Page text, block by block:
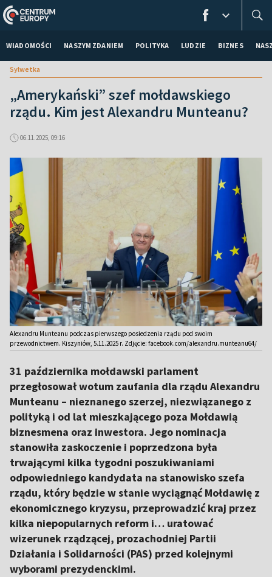
WIADOMOŚCI NASZYM ZDANIEM POLITYKA LUDZIE BIZNES
Sylwetka
„Amerykański” szef mołdawskiego
rządu. Kim jest Alexandru Munteanu?
06.11.2025, 09:16
Alexandru Munteanu podczas pierwszego posiedzenia rządu pod swoim
przewodnictwem. Kiszyniów, 5.11.2025 r. Zdjęcie: facebook.com/alexandru.munteanu64/
31 października mołdawski parlament
przegłosował wotum zaufania dla rządu Alexandru
Munteanu – nieznanego szerzej, niezwiązanego z
polityką i od lat mieszkającego poza Mołdawią
biznesmena oraz inwestora. Jego nominacja
stanowiła zaskoczenie i poprzedzona była
trwającymi kilka tygodni poszukiwaniami
odpowiedniego kandydata na stanowisko szefa
rządu, który będzie w stanie wyciągnąć Mołdawię z
ekonomicznego kryzysu, przeprowadzić kraj przez
kilka niepopularnych reform i… uratować
wizerunek rządzącej, prozachodniej Partii
Działania i Solidarności (PAS) przed kolejnymi
wyborami prezydenckimi.